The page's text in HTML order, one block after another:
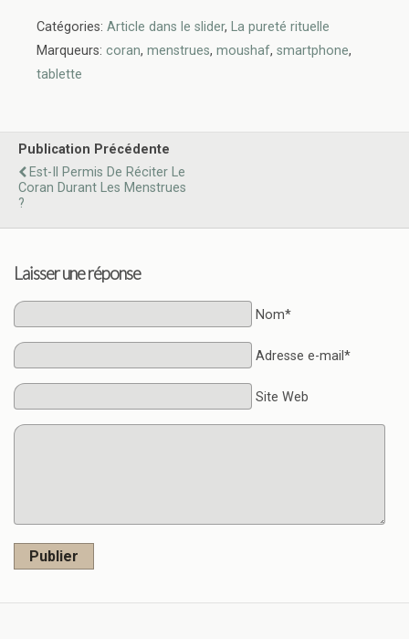
Catégories: Article dans le slider, La pureté rituelle
Marqueurs: coran, menstrues, moushaf, smartphone,
tablette
Publication Précédente
Est-Il Permis De Réciter Le
Coran Durant Les Menstrues
?
Laisser une réponse
Nom*
Adresse e-mail*
Site Web
Publier